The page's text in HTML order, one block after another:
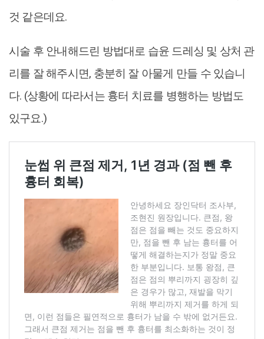
것 같은데요.
시술 후 안내해드린 방법대로 습윤 드레싱 및 상처 관
리를 잘 해주시면, 충분히 잘 아물게 만들 수 있습니
다. (상황에 따라서는 흉터 치료를 병행하는 방법도
있구요.)